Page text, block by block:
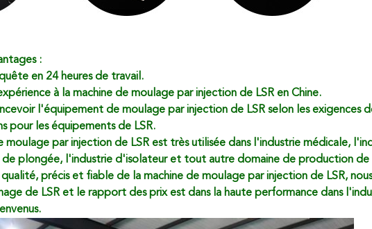
:
en 24 heures de travail.
à la machine de moulage par injection de LSR en Chine.
l'équipement de moulage par injection de LSR selon les exigences
pour les équipements de LSR.
moulage par injection de LSR est très utilisée dans l'industrie médicale,
de plongée, l'industrie d'isolateur et tout autre domaine de production de
précis et fiable de la machine de moulage par injection de LSR,
de LSR et le rapport des prix est dans la haute performance dans